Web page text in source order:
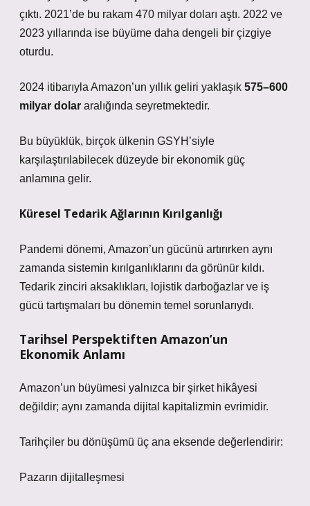
çıktı. 2021’de bu rakam 470 milyar doları aştı. 2022 ve
2023 yıllarında ise büyüme daha dengeli bir çizgiye
oturdu.
2024 itibarıyla Amazon’un yıllık geliri yaklaşık 575–600
milyar dolar aralığında seyretmektedir.
Bu büyüklük, birçok ülkenin GSYH’siyle
karşılaştırılabilecek düzeyde bir ekonomik güç
anlamına gelir.
Küresel Tedarik Ağlarının Kırılganlığı
Pandemi dönemi, Amazon’un gücünü artırırken aynı
zamanda sistemin kırılganlıklarını da görünür kıldı.
Tedarik zinciri aksaklıkları, lojistik darboğazlar ve iş
gücü tartışmaları bu dönemin temel sorunlarıydı.
Tarihsel Perspektiften Amazon’un
Ekonomik Anlamı
Amazon’un büyümesi yalnızca bir şirket hikâyesi
değildir; aynı zamanda dijital kapitalizmin evrimidir.
Tarihçiler bu dönüşümü üç ana eksende değerlendirir:
Pazarın dijitalleşmesi